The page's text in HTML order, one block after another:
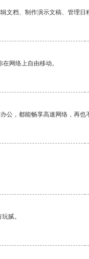
文档、制作演示文稿、管理日
网络上自由移动。
，都能畅享高速网络，再
腻。